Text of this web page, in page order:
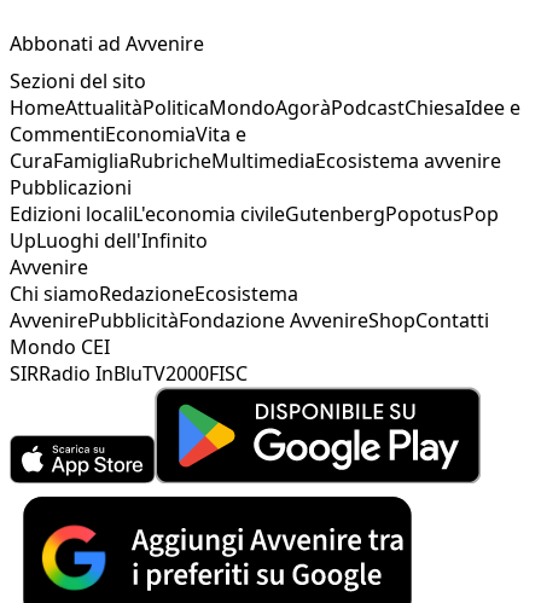
Abbonati ad Avvenire
Sezioni del sito
HomeAttualitàPoliticaMondoAgoràPodcastChiesaIdee e
CommentiEconomiaVita e
CuraFamigliaRubricheMultimediaEcosistema avvenire
Pubblicazioni
Edizioni localiL'economia civileGutenbergPopotusPop
UpLuoghi dell'Infinito
Avvenire
Chi siamoRedazioneEcosistema
AvvenirePubblicitàFondazione AvvenireShopContatti
Mondo CEI
SIRRadio InBluTV2000FISC